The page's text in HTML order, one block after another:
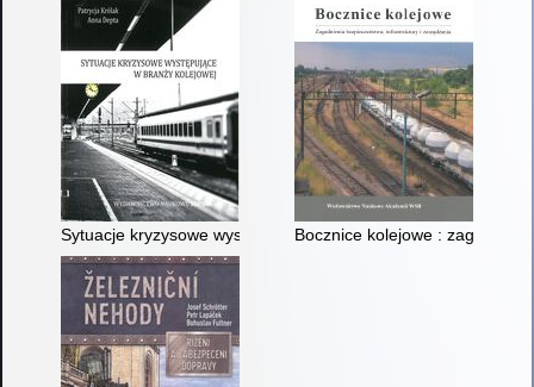
Sytuacje kryzysowe występujące w branży kolejowej
Bocznice kolejowe :